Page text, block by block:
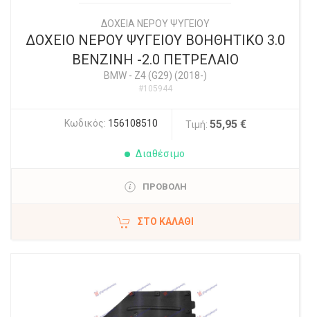
ΔΟΧΕΙΑ ΝΕΡΟΥ ΨΥΓΕΙΟΥ
ΔΟΧΕΙΟ ΝΕΡΟΥ ΨΥΓΕΙΟΥ ΒΟΗΘΗΤΙΚΟ 3.0
ΒΕΝΖΙΝΗ -2.0 ΠΕΤΡΕΛΑΙΟ
BMW- Z4 (G29) (2018-)
#105944
Κωδικός: 156108510 Τιμή: 55,95 €
Διαθέσιμο
ΠΡΟΒΟΛΗ
ΣΤΟ ΚΑΛΆΘΙ